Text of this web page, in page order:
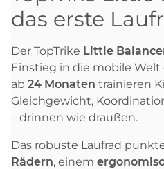
das erste
Der TopTrike Little
Einstieg in die mobile Welt
ab 24 Monaten trainieren
Gleichgewicht,
– drinnen wie draußen.
Das robuste Laufrad
Rädern, einem